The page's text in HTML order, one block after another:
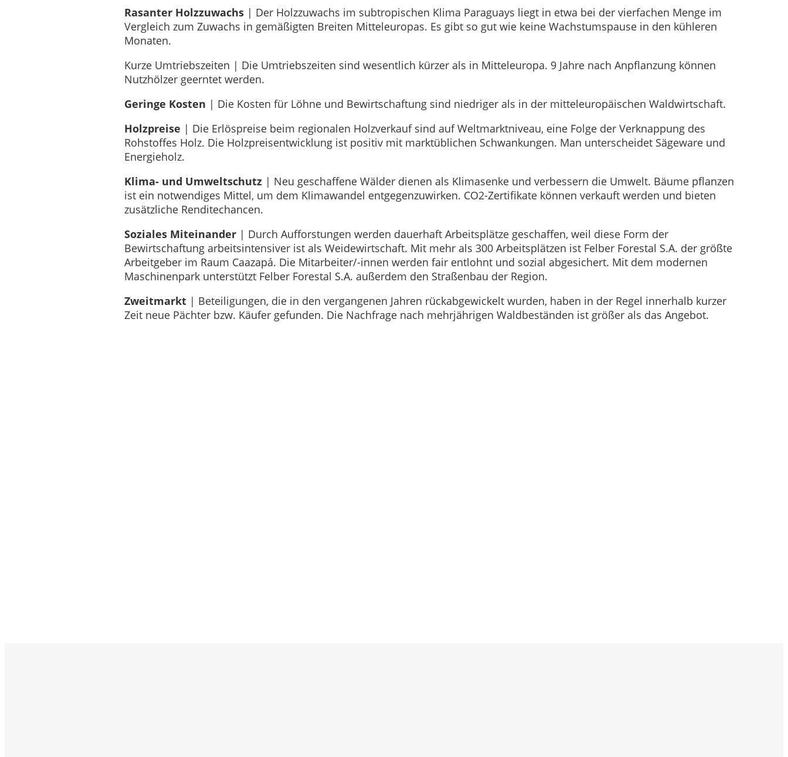
Rasanter Holzzuwachs | Der Holzzuwachs im subtropischen Klima Paraguays liegt in etwa bei der vierfachen Menge im
Vergleich zum Zuwachs in gemäßigten Breiten Mitteleuropas. Es gibt so gut wie keine Wachstumspause in den kühleren
Monaten.
Kurze Umtriebszeiten | Die Umtriebszeiten sind wesentlich kürzer als in Mitteleuropa. 9 Jahre nach Anpflanzung können
Nutzhölzer geerntet werden.
Geringe Kosten | Die Kosten für Löhne und Bewirtschaftung sind niedriger als in der mitteleuropäischen Waldwirtschaft.
Holzpreise | Die Erlöspreise beim regionalen Holzverkauf sind auf Weltmarktniveau, eine Folge der Verknappung des
Rohstoffes Holz. Die Holzpreisentwicklung ist positiv mit marktüblichen Schwankungen. Man unterscheidet Sägeware und
Energieholz.
Klima- und Umweltschutz | Neu geschaffene Wälder dienen als Klimasenke und verbessern die Umwelt. Bäume pflanzen
ist ein notwendiges Mittel, um dem Klimawandel entgegenzuwirken. CO2-Zertifikate können verkauft werden und bieten
zusätzliche Renditechancen.
Soziales Miteinander | Durch Aufforstungen werden dauerhaft Arbeitsplätze geschaffen, weil diese Form der
Bewirtschaftung arbeitsintensiver ist als Weidewirtschaft. Mit mehr als 300 Arbeitsplätzen ist Felber Forestal S.A. der größte
Arbeitgeber im Raum Caazapá. Die Mitarbeiter/-innen werden fair entlohnt und sozial abgesichert. Mit dem modernen
Maschinenpark unterstützt Felber Forestal S.A. außerdem den Straßenbau der Region.
Zweitmarkt | Beteiligungen, die in den vergangenen Jahren rückabgewickelt wurden, haben in der Regel innerhalb kurzer
Zeit neue Pächter bzw. Käufer gefunden. Die Nachfrage nach mehrjährigen Waldbeständen ist größer als das Angebot.